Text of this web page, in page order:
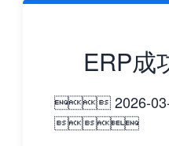
ERP成
 2026-
